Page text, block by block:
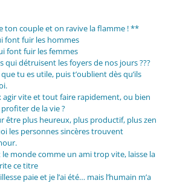
ton couple et on ravive la flamme ! **
font fuir les hommes
font fuir les femmes
qui détruisent les foyers de nos jours ???
tu es utile, puis t’oublient dès qu’ils
agir vite et tout faire rapidement, ou bien
de la vie ?
être plus heureux, plus productif, plus zen
les personnes sincères trouvent
monde comme un ami trop vite, laisse la
ce titre
paie et je l’ai été… mais l’humain m’a